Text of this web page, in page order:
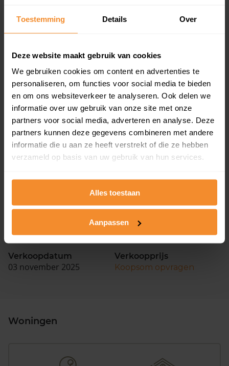
Toestemming Details Over
Deze website maakt gebruik van cookies
We gebruiken cookies om content en advertenties te
personaliseren, om functies voor social media te bieden
en om ons websiteverkeer te analyseren. Ook delen we
informatie over uw gebruik van onze site met onze
partners voor social media, adverteren en analyse. Deze
partners kunnen deze gegevens combineren met andere
informatie die u aan ze heeft verstrekt of die ze hebben
verzameld op basis van uw gebruik van hun services.
Alles toestaan
Aanpassen
Semmelinkstraat 2
Woonoppervlak
30 juni 2026
Koopsom opvragen
Nina Simonestraat 64
Woonoppervlak
99 m2
Perceel
4.875 m2
Verkoopdatum
Verkoopprijs
Nina Simonestraat 78
81 m2
Perceel
4.875 m2
Verkoopdatum
03 november 2025
Verkoopprijs
Koopsom opvragen
Woningen